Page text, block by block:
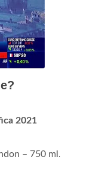
2021
– 750 ml.